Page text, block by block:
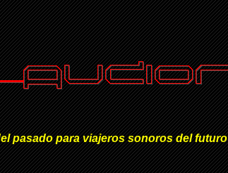
pasado para viajeros sonoros del futuro